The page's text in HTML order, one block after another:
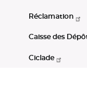
Réclamation
Caisse des
Ciclade